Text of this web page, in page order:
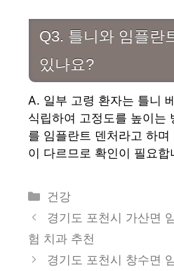
Q3. 틀니와 임플란
있나요?
A. 일부 고령 환자는 틀니
식립하여 고정도를 높이는
를 임플란트 덴처라고 하
이 다르므로 확인이 필요합
카
테
고
리
건강
경기도 포천시 가산면
험 치과 추천
경기도 포천시 창수면